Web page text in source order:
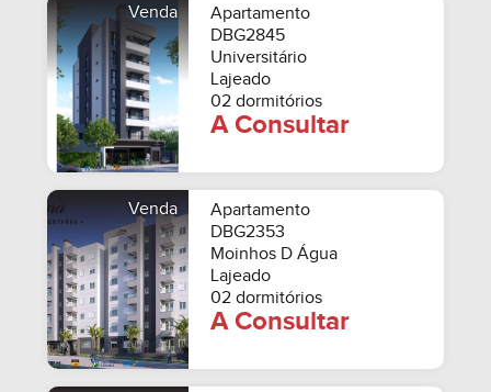
Venda
Apartamento
DBG2845
Universitário
Lajeado
02 dormitórios
A Consultar
Venda
Apartamento
DBG2353
Moinhos D Água
Lajeado
02 dormitórios
A Consultar